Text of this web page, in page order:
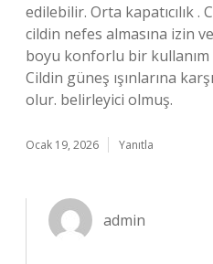
edilebilir. Orta kapatıcılık
cildin nefes almasına izin
boyu konforlu bir kullanım
Cildin güneş ışınlarına
olur. belirleyici olmuş.
Ocak 19, 2026 Yanıtla
admin